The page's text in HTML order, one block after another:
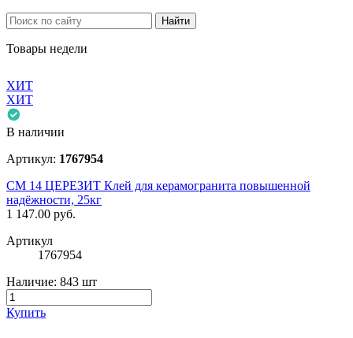
Найти
Товары недели
ХИТ
ХИТ
В наличии
Артикул: 1767954
СМ 14 ЦЕРЕЗИТ Клей для керамогранита повышенной
надёжности, 25кг
1 147.00 руб.
Артикул
1767954
Наличие: 843 шт
Купить